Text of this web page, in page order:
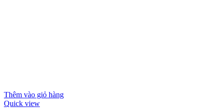
Thêm vào giỏ hàng
Quick view